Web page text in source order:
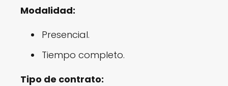
Modalidad:
Presencial.
Tiempo completo.
Tipo de contrato: